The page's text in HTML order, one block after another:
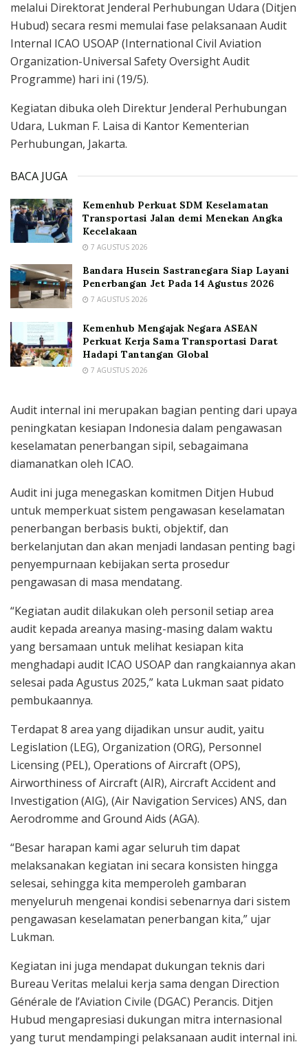
melalui Direktorat Jenderal Perhubungan Udara (Ditjen
Hubud) secara resmi memulai fase pelaksanaan Audit
Internal ICAO USOAP (International Civil Aviation
Organization-Universal Safety Oversight Audit
Programme) hari ini (19/5).
Kegiatan dibuka oleh Direktur Jenderal Perhubungan
Udara, Lukman F. Laisa di Kantor Kementerian
Perhubungan, Jakarta.
BACA JUGA
Kemenhub Perkuat SDM Keselamatan
Transportasi Jalan demi Menekan Angka
Kecelakaan
7 AGUSTUS 2026
Bandara Husein Sastranegara Siap Layani
Penerbangan Jet Pada 14 Agustus 2026
7 AGUSTUS 2026
Kemenhub Mengajak Negara ASEAN
Perkuat Kerja Sama Transportasi Darat
Hadapi Tantangan Global
7 AGUSTUS 2026
Audit internal ini merupakan bagian penting dari upaya
peningkatan kesiapan Indonesia dalam pengawasan
keselamatan penerbangan sipil, sebagaimana
diamanatkan oleh ICAO.
Audit ini juga menegaskan komitmen Ditjen Hubud
untuk memperkuat sistem pengawasan keselamatan
penerbangan berbasis bukti, objektif, dan
berkelanjutan dan akan menjadi landasan penting bagi
penyempurnaan kebijakan serta prosedur
pengawasan di masa mendatang.
“Kegiatan audit dilakukan oleh personil setiap area
audit kepada areanya masing-masing dalam waktu
yang bersamaan untuk melihat kesiapan kita
menghadapi audit ICAO USOAP dan rangkaiannya akan
selesai pada Agustus 2025,” kata Lukman saat pidato
pembukaannya.
Terdapat 8 area yang dijadikan unsur audit, yaitu
Legislation (LEG), Organization (ORG), Personnel
Licensing (PEL), Operations of Aircraft (OPS),
Airworthiness of Aircraft (AIR), Aircraft Accident and
Investigation (AIG), (Air Navigation Services) ANS, dan
Aerodromme and Ground Aids (AGA).
“Besar harapan kami agar seluruh tim dapat
melaksanakan kegiatan ini secara konsisten hingga
selesai, sehingga kita memperoleh gambaran
menyeluruh mengenai kondisi sebenarnya dari sistem
pengawasan keselamatan penerbangan kita,” ujar
Lukman.
Kegiatan ini juga mendapat dukungan teknis dari
Bureau Veritas melalui kerja sama dengan Direction
Générale de l’Aviation Civile (DGAC) Perancis. Ditjen
Hubud mengapresiasi dukungan mitra internasional
yang turut mendampingi pelaksanaan audit internal ini.